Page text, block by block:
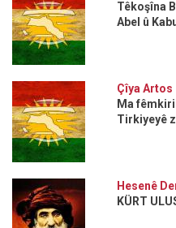
Têkoşîna
Abel û
Çîya Artos
Ma
Tirkiyeyê
Hesenê
KÜRT